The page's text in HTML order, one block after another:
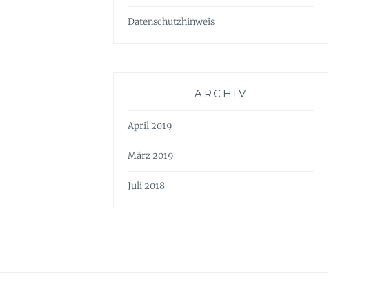
Datenschutzhinweis
ARCHIV
April 2019
März 2019
Juli 2018